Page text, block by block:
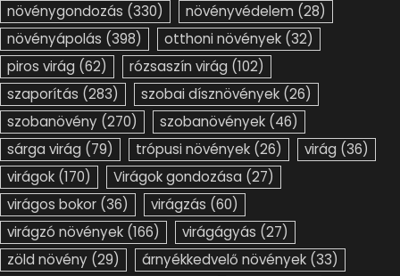
növénygondozás (330) növényvédelem (28)
növényápolás (398) otthoni növények (32)
piros virág (62) rózsaszín virág (102)
szaporítás (283) szobai dísznövények (26)
szobanövény (270) szobanövények (46)
sárga virág (79) trópusi növények (26) virág (36)
virágok (170) Virágok gondozása (27)
virágos bokor (36) virágzás (60)
virágzó növények (166) virágágyás (27)
zöld növény (29) árnyékkedvelő növények (33)